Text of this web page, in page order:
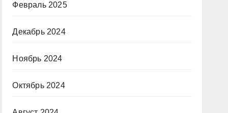
Февраль 2025
Декабрь 2024
Ноябрь 2024
Октябрь 2024